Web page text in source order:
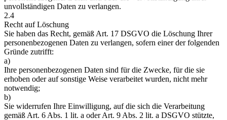
unvollständigen Daten zu verlangen.
2.4
Recht auf Löschung
Sie haben das Recht, gemäß Art. 17 DSGVO die Löschung Ihrer
personenbezogenen Daten zu verlangen, sofern einer der folgenden
Gründe zutrifft:
a)
Ihre personenbezogenen Daten sind für die Zwecke, für die sie
erhoben oder auf sonstige Weise verarbeitet wurden, nicht mehr
notwendig;
b)
Sie widerrufen Ihre Einwilligung, auf die sich die Verarbeitung
gemäß Art. 6 Abs. 1 lit. a oder Art. 9 Abs. 2 lit. a DSGVO stützte,